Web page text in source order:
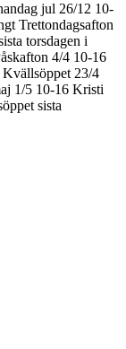
jul 26/12 10-
Trettondagsafton
torsdagen i
4/4 10-16
Kvällsöppet 23/4
1/5 10-16 Kristi
sista